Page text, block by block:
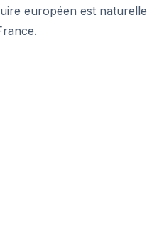
européen est